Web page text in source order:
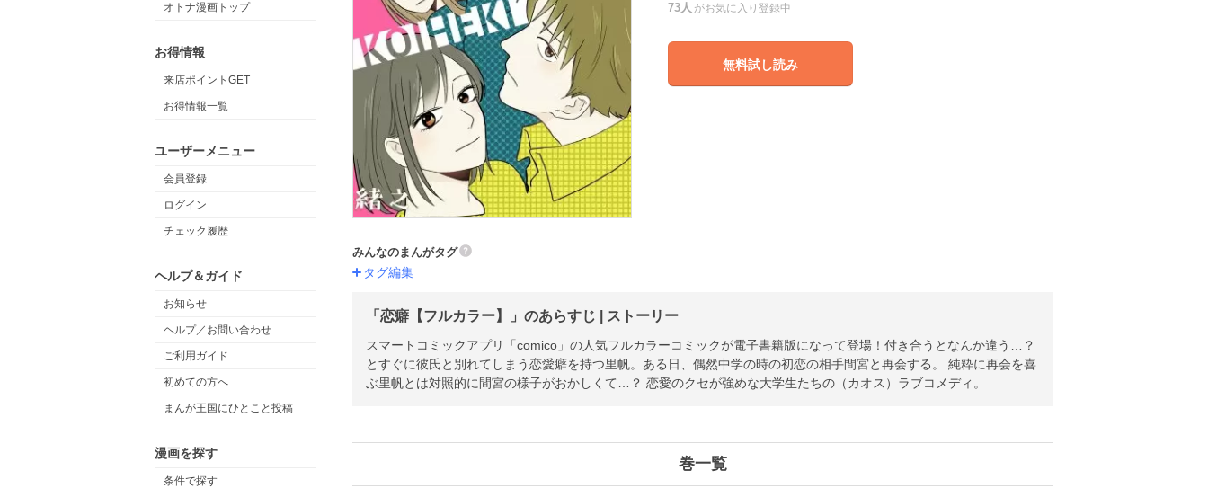
オトナ漫画トップ
お得情報
来店ポイントGET
お得情報一覧
ユーザーメニュー
会員登録
ログイン
チェック履歴
ヘルプ＆ガイド
お知らせ
ヘルプ／お問い合わせ
ご利用ガイド
初めての方へ
まんが王国にひとこと投稿
漫画を探す
条件で探す
73人 がお気に入り登録中
無料試し読み
みんなのまんがタグ
タグ編集
「恋癖【フルカラー】」のあらすじ | ストーリー
スマートコミックアプリ「comico」の人気フルカラーコミックが電子書籍版になって登場！付き合うとなんか違う…？
とすぐに彼氏と別れてしまう恋愛癖を持つ里帆。ある日、偶然中学の時の初恋の相手間宮と再会する。 純粋に再会を喜
ぶ里帆とは対照的に間宮の様子がおかしくて…？ 恋愛のクセが強めな大学生たちの（カオス）ラブコメディ。
巻一覧